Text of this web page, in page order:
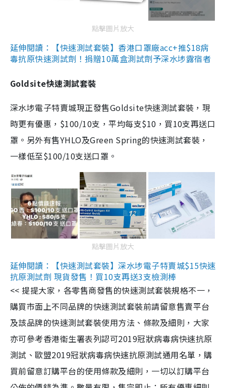
點擊圖片放大
延伸閱讀：【快速測試套裝】香港口罩廠acc+推$18病
毒抗原快速測試劑！捐贈10萬盒測試劑予深水埗露宿者
Goldsite快速測試套裝
深水埗電子特賣城現正發售Goldsite快速測試套裝，現
時更有優惠，$100/10支，平均每支$10，買10支再送口
罩。另外有售YHLO及Green Spring的快速測試套裝，
一樣低至$100/10支送口罩。
點擊圖片放大
延伸閱讀：【快速測試套裝】深水埗電子特賣城$15快速
抗原測試劑 現貨發售！買10支再送3支檢測棒
<< 提提大家，各零售商發售的快速測試套裝規格不一，
購買市面上不同品牌的快速測試套裝前請留意售賣平台
及該品牌的快速測試套裝使用方法、條款及細則，大家
亦可參考香港衞生署表列認可2019冠狀病毒病快速抗原
測試、歐盟2019冠狀病毒病快速抗原測試通用名單，購
買前留意訂購平台的使用條款及細則，一切以訂購平台